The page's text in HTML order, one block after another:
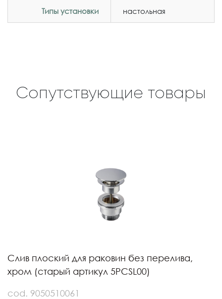
Типы установки настольная
Сопутствующие товары
Слив плоский для раковин без перелива,
хром (старый артикул 5PCSL00)
cod. 9050510061